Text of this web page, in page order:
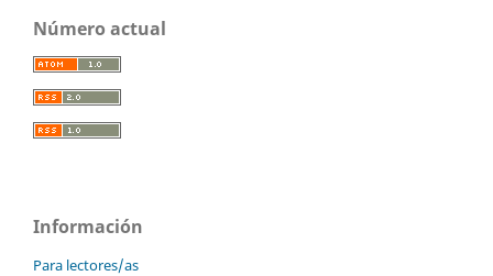
Número actual
Información
Para lectores/as